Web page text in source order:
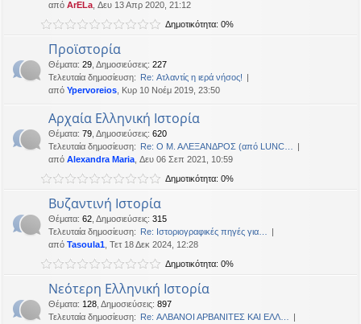
από ArELa , Δευ 13 Απρ 2020, 21:12
Δημοτικότητα: 0%
Προϊστορία
Θέματα: 29 Δημοσιεύσεις: 227
Τελευταία δημοσίευση:
Re: Ατλαντίς η ιερά νήσος!
από Ypervoreios , Κυρ 10 Νοέμ 2019, 23:50
Αρχαία Ελληνική Ιστορία
Θέματα: 79 Δημοσιεύσεις: 620
Τελευταία δημοσίευση:
Re: Ο Μ. ΑΛΕΞΑΝΔΡΟΣ (από LUNC…
από Alexandra Maria , Δευ 06 Σεπ 2021, 10:59
Δημοτικότητα: 0%
Βυζαντινή Ιστορία
Θέματα: 62 Δημοσιεύσεις: 315
Τελευταία δημοσίευση:
Re: Ιστοριογραφικές πηγές για…
από Tasoula1 , Τετ 18 Δεκ 2024, 12:28
Δημοτικότητα: 0%
Νεότερη Ελληνική Ιστορία
Θέματα: 128 Δημοσιεύσεις: 897
Τελευταία δημοσίευση:
Re: ΑΛΒΑΝΟΙ ΑΡΒΑΝΙΤΕΣ ΚΑΙ ΕΛΛ…